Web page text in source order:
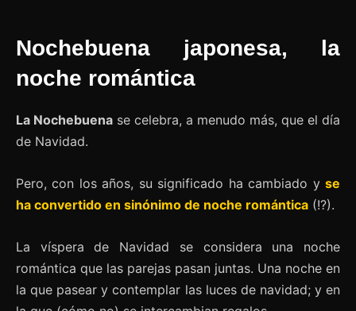
Nochebuena japonesa, la
noche romántica
La Nochebuena se celebra, a menudo más, que el día
de Navidad.
Pero, con los años, su significado ha cambiado y se
ha convertido en sinónimo de noche romántica (!?).
La víspera de Navidad se considera una noche
romántica que las parejas pasan juntas. Una noche en
la que pasear y contemplar las luces de navidad; y en